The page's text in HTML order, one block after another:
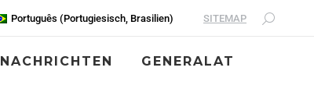
Português (Portugiesisch, Brasilien) SITEMAP
NACHRICHTEN GENERALAT